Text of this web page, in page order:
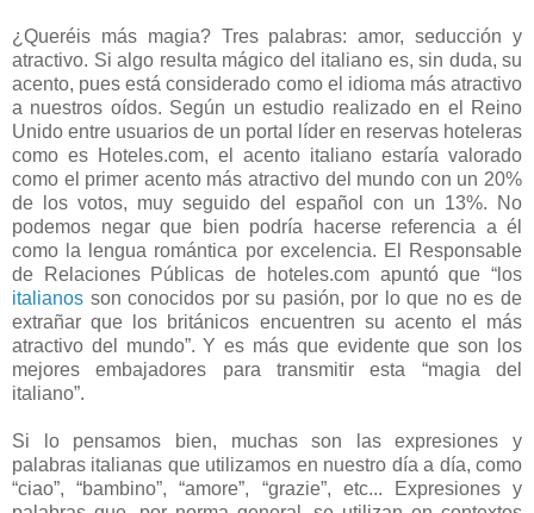
¿Queréis más magia? Tres palabras: amor, seducción y
atractivo. Si algo resulta mágico del italiano es, sin duda, su
acento, pues está considerado como el idioma más atractivo
a nuestros oídos. Según un estudio realizado en el Reino
Unido entre usuarios de un portal líder en reservas hoteleras
como es Hoteles.com, el acento italiano estaría valorado
como el primer acento más atractivo del mundo con un 20%
de los votos, muy seguido del español con un 13%. No
podemos negar que bien podría hacerse referencia a él
como la lengua romántica por excelencia. El Responsable
de Relaciones Públicas de hoteles.com apuntó que “los
italianos son conocidos por su pasión, por lo que no es de
extrañar que los británicos encuentren su acento el más
atractivo del mundo”. Y es más que evidente que son los
mejores embajadores para transmitir esta “magia del
italiano”.
Si lo pensamos bien, muchas son las expresiones y
palabras italianas que utilizamos en nuestro día a día, como
“ciao”, “bambino”, “amore”, “grazie”, etc... Expresiones y